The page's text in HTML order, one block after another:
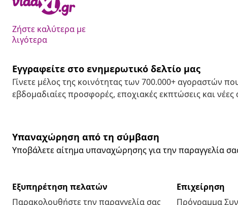
Ζήστε καλύτερα με
λιγότερα
Εγγραφείτε στο ενημερωτικό δελτίο μας
Γίνετε μέλος της κοινότητας των 700.000+ αγοραστών
εβδομαδιαίες προσφορές, εποχιακές εκπτώσεις και νέες
Υπαναχώρηση από τη σύμβαση
Υποβάλετε αίτημα υπαναχώρησης για την παραγγελία
Εξυπηρέτηση πελατών
Παρακολουθήστε την παραγγελία σας
Επιχείρηση
Πρόγραμμα